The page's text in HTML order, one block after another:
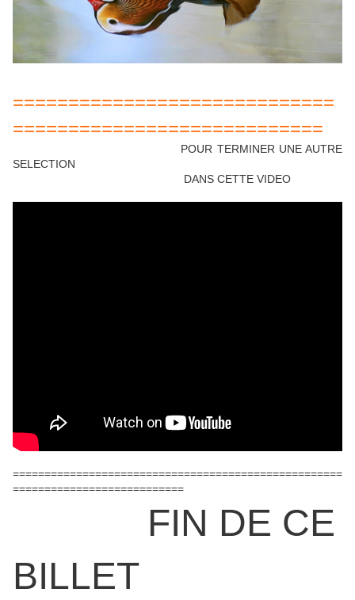
=============================
============================
POUR TERMINER UNE AUTRE
SELECTION
DANS CETTE VIDEO
====================================================
===========================
FIN DE CE
BILLET